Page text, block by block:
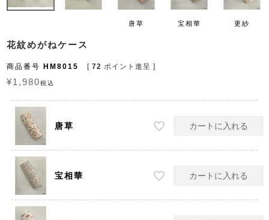
唐草 宝相華 更紗
花紋めがねケース
商品番号 HM8015 [ 72 ポイント進呈 ]
¥1,980税込
唐草 カートに入れる
宝相華 カートに入れる